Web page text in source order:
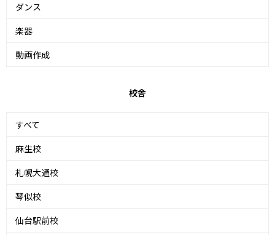
ダンス
楽器
動画作成
校舎
すべて
麻生校
札幌大通校
琴似校
仙台駅前校